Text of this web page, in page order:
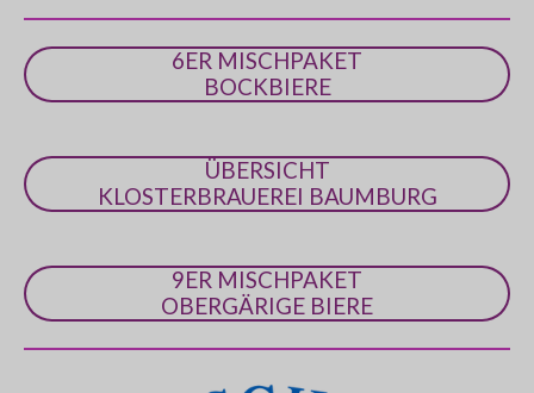
e
6ER MISCHPAKET
BOCKBIERE
ÜBERSICHT
KLOSTERBRAUEREI BAUMBURG
9ER MISCHPAKET
OBERGÄRIGE BIERE